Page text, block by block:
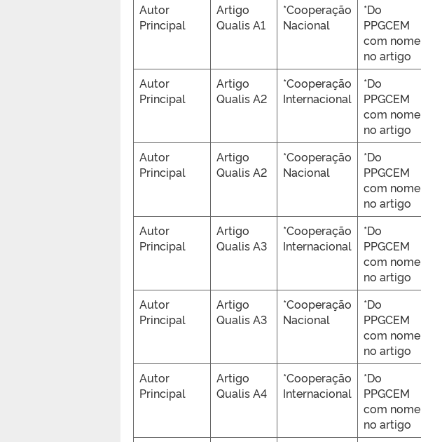
Autor
Principal
Artigo
Qualis A1
*Cooperação
Nacional
*Do
PPGCEM
com nome
no artigo
Autor
Principal
Artigo
Qualis A2
*Cooperação
Internacional
*Do
PPGCEM
com nome
no artigo
Autor
Principal
Artigo
Qualis A2
*Cooperação
Nacional
*Do
PPGCEM
com nome
no artigo
Autor
Principal
Artigo
Qualis A3
*Cooperação
Internacional
*Do
PPGCEM
com nome
no artigo
Autor
Principal
Artigo
Qualis A3
*Cooperação
Nacional
*Do
PPGCEM
com nome
no artigo
Autor
Principal
Artigo
Qualis A4
*Cooperação
Internacional
*Do
PPGCEM
com nome
no artigo